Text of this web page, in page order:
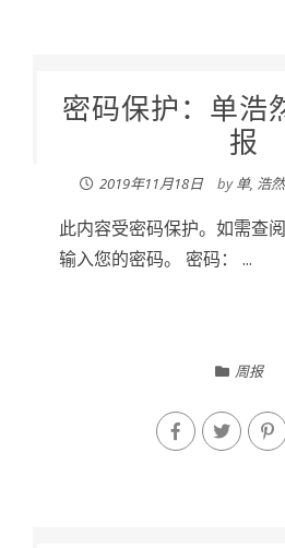
密码保护：单浩
报
2019年11月18日 by单, 浩然
此内容受密码保护。如需查
输入您的密码。 密码： ...
周报